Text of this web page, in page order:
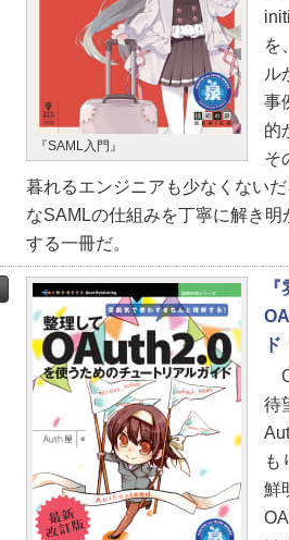
『SAML入門』
を
ル
事
的
そ
暮れるエンジニアも少なくない
なSAMLの仕組みを丁寧に解き
する一冊だ。
待
も
鮮